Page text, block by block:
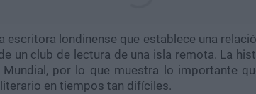
escritora londinense que establece una
un club de lectura de una isla remota. La
Mundial, por lo que muestra lo importante
en tiempos tan difíciles.